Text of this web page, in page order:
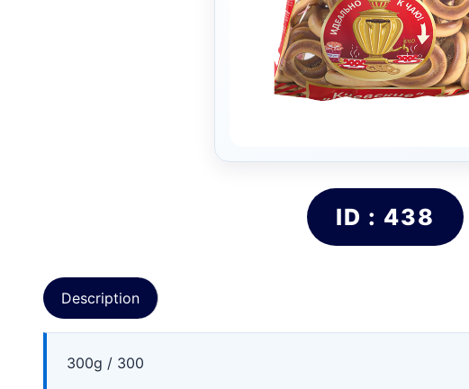
ID : 438
Description
300g / 300